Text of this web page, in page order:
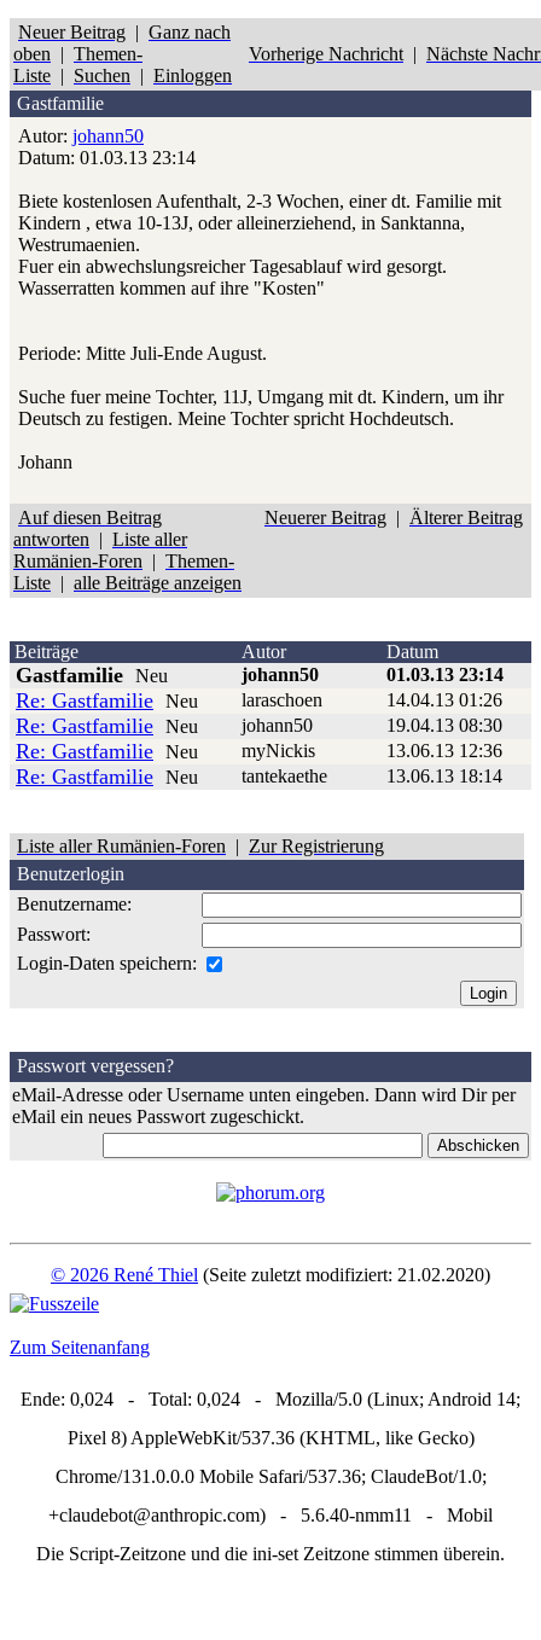
Neuer Beitrag | Ganz nach
oben | Themen-
Liste | Suchen | Einloggen
Vorherige Nachricht | Nächste
Gastfamilie
Autor: johann50
Datum: 01.03.13 23:14
Biete kostenlosen Aufenthalt, 2-3 Wochen, einer dt. Familie mit
Kindern , etwa 10-13J, oder alleinerziehend, in Sanktanna,
Westrumaenien.
Fuer ein abwechslungsreicher Tagesablauf wird gesorgt.
Wasserratten kommen auf ihre "Kosten"
Periode: Mitte Juli-Ende August.
Suche fuer meine Tochter, 11J, Umgang mit dt. Kindern, um ihr
Deutsch zu festigen. Meine Tochter spricht Hochdeutsch.
Johann
Auf diesen Beitrag
antworten | Liste aller
Rumänien-Foren | Themen-
Liste | alle Beiträge anzeigen
Neuerer Beitrag | Älterer Beitrag
Beiträge Autor Datum
Gastfamilie Neu johann50 01.03.13 23:14
Re: Gastfamilie Neu laraschoen 14.04.13 01:26
Re: Gastfamilie Neu johann50 19.04.13 08:30
Re: Gastfamilie Neu myNickis 13.06.13 12:36
Re: Gastfamilie Neu tantekaethe 13.06.13 18:14
Liste aller Rumänien-Foren | Zur Registrierung
Benutzerlogin
Benutzername:
Passwort:
Login-Daten speichern:
Passwort vergessen?
eMail-Adresse oder Username unten eingeben. Dann wird Dir per
eMail ein neues Passwort zugeschickt.
© 2026 René Thiel (Seite zuletzt modifiziert: 21.02.2020)
Zum Seitenanfang
Ende: 0,024 - Total: 0,024 - Mozilla/5.0 (Linux; Android 14;
Pixel 8) AppleWebKit/537.36 (KHTML, like Gecko)
Chrome/131.0.0.0 Mobile Safari/537.36; ClaudeBot/1.0;
+claudebot@anthropic.com) - 5.6.40-nmm11 - Mobil
Die Script-Zeitzone und die ini-set Zeitzone stimmen überein.